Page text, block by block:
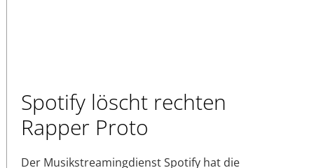
Spotify löscht rechten
Rapper Proto
Der Musikstreamingdienst Spotify hat die